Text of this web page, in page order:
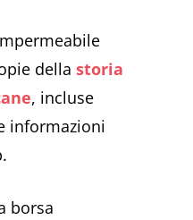
dellastoria
, incluse
informazioni
borsa